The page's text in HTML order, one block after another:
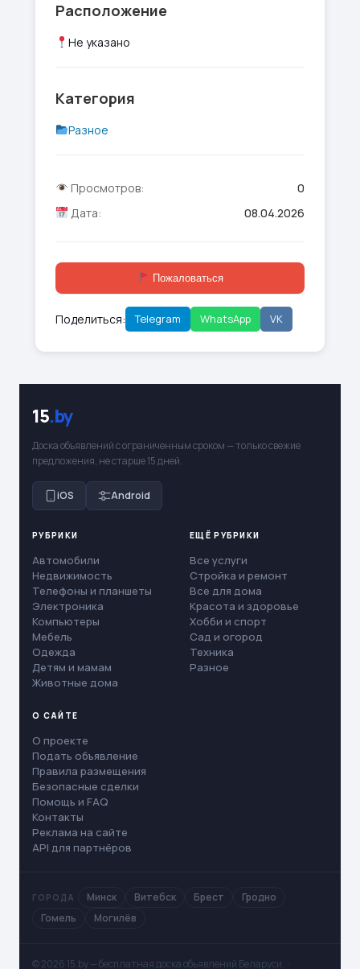
Расположение
Не указано
Категория
Разное
Просмотров:
0
Дата:
08.04.2026
Пожаловаться
Поделиться: Telegram WhatsApp VK
15.by
Доска объявлений с ограниченным сроком — только свежие
предложения, не старше 15 дней.
iOS Android
РУБРИКИ
Автомобили
Недвижимость
Телефоны и планшеты
Электроника
Компьютеры
Мебель
Одежда
Детям и мамам
Животные дома
ЕЩЁ РУБРИКИ
Все услуги
Стройка и ремонт
Все для дома
Красота и здоровье
Хобби и спорт
Сад и огород
Техника
Разное
О САЙТЕ
О проекте
Подать объявление
Правила размещения
Безопасные сделки
Помощь и FAQ
Контакты
Реклама на сайте
API для партнёров
ГОРОДА Минск Витебск Брест
Гродно
Гомель
Могилёв
© 2026 15.by — бесплатная доска объявлений Беларуси. ·